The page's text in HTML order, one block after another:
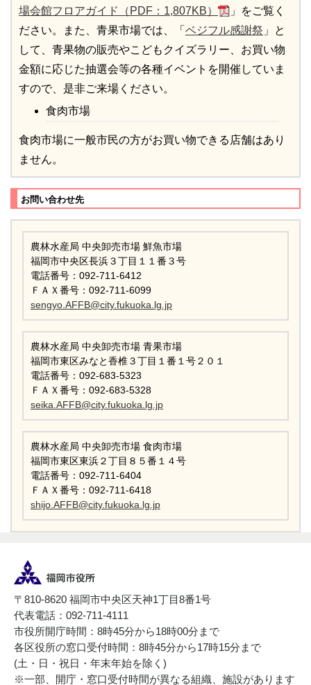
場会館フロアガイド（PDF：1,807KB）
」をご覧く
ださい。また、青果市場では、「 ベジフル感謝祭 」と
して、青果物の販売やこどもクイズラリー、お買い物
金額に応じた抽選会等の各種イベントを開催していま
すので、是非ご来場ください。
食肉市場
食肉市場に一般市民の方がお買い物できる店舗はあり
ません。
お問い合わせ先
農林水産局 中央卸売市場 鮮魚市場
福岡市中央区長浜３丁目１１番３号
電話番号：092-711-6412
ＦＡＸ番号：092-711-6099
sengyo.AFFB@city.fukuoka.lg.jp
農林水産局 中央卸売市場 青果市場
福岡市東区みなと香椎３丁目１番１号２０１
電話番号：092-683-5323
ＦＡＸ番号：092-683-5328
seika.AFFB@city.fukuoka.lg.jp
農林水産局 中央卸売市場 食肉市場
福岡市東区東浜２丁目８５番１４号
電話番号：092-711-6404
ＦＡＸ番号：092-711-6418
shijo.AFFB@city.fukuoka.lg.jp
〒810-8620 福岡市中央区天神1丁目8番1号
代表電話：092-711-4111
市役所開庁時間：8時45分から18時00分まで
各区役所の窓口受付時間：8時45分から17時15分まで
(土・日・祝日・年末年始を除く)
※一部、開庁・窓口受付時間が異なる組織、施設があります